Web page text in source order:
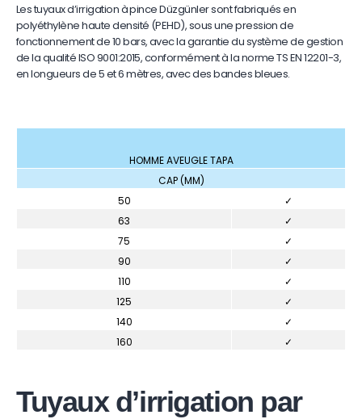
Les tuyaux d’irrigation à pince Düzgünler sont fabriqués en
polyéthylène haute densité (PEHD), sous une pression de
fonctionnement de 10 bars, avec la garantie du système de gestion
de la qualité ISO 9001:2015, conformément à la norme TS EN 12201-3,
en longueurs de 5 et 6 mètres, avec des bandes bleues.
HOMME AVEUGLE TAPA
CAP (MM)
50
✓
63
✓
75
✓
90
✓
110
✓
125
✓
140
✓
160
✓
Tuyaux d’irrigation par